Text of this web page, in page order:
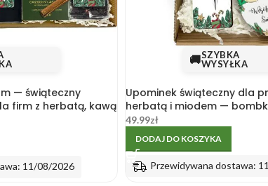
— świąteczny
firm z herbatą, kawą
11/08/2026
🚚SZYBKA
WYSYŁKA
Upominek świąteczny dla
herbatą i miodem —
49.99zł
DODAJ DO KOSZYKA
Przewidywana dostawa: